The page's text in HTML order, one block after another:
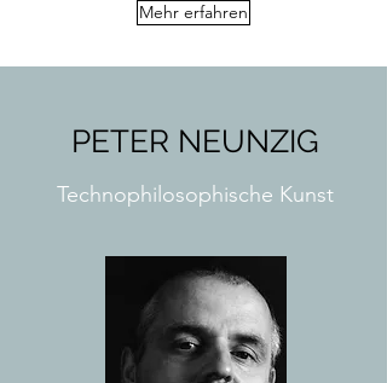
Mehr erfahren
PETER NEUNZIG
Technophilosophische Kunst